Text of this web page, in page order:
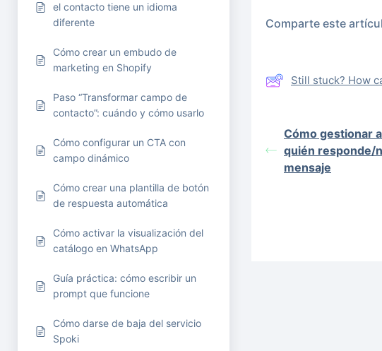
el contacto tiene un idioma
diferente
Cómo crear un embudo de
marketing en Shopify
Paso “Transformar campo de
contacto”: cuándo y cómo usarlo
Cómo configurar un CTA con
campo dinámico
Cómo crear una plantilla de botón
de respuesta automática
Cómo activar la visualización del
catálogo en WhatsApp
Guía práctica: cómo escribir un
prompt que funcione
Cómo darse de baja del servicio
Spoki
Comparte este
Still stuck? How
Cómo gestionar
quién responde/
mensaje